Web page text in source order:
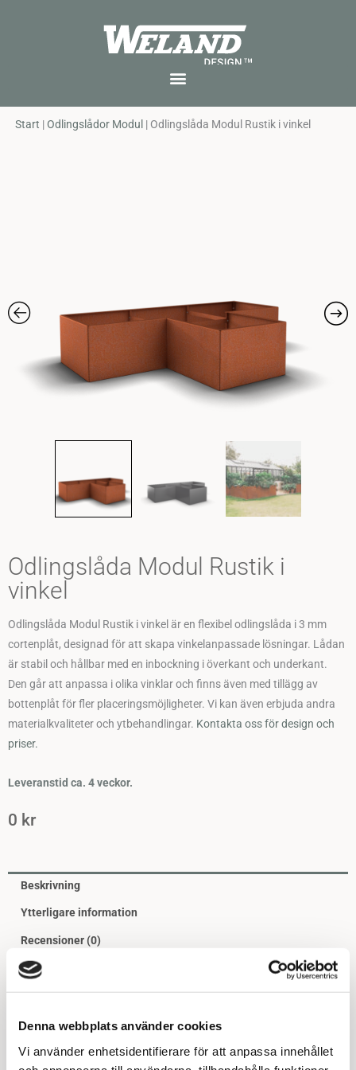
Denna webbplats använder cookies
Vi använder enhetsidentifierare för att anpassa innehållet
Start |Odlingslådor Modul | Odlingslåda Modul Rustik i vinkel
Odlingslåda Modul Rustik i
vinkel
Odlingslåda Modul Rustik i vinkel är en flexibel odlingslåda i 3 mm
cortenplåt, designad för att skapa vinkelanpassade lösningar. Lådan
är stabil och hållbar med en inbockning i överkant och underkant.
Den går att anpassa i olika vinklar och finns även med tillägg av
bottenplåt för fler placeringsmöjligheter. Vi kan även erbjuda andra
materialkvaliteter och ytbehandlingar. Kontakta oss för design och
priser.
Leveranstid ca. 4 veckor.
0 kr
Beskrivning
Ytterligare information
Recensioner (0)
Odlingslåda Modul Rustik i vinkel
robust lösning för din trädgård eller uteplats. Tillverkad i 3 mm
som vill skapa unika och vinkelanpassade odlingsytor. Genom